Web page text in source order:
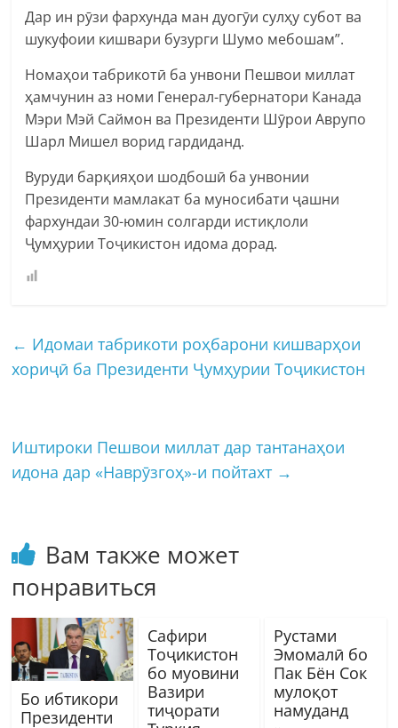
Дар ин рӯзи фархунда ман дуогӯи сулҳу субот ва
шукуфоии кишвари бузурги Шумо мебошам”.
Номаҳои табрикотӣ ба унвони Пешвои миллат
ҳамчунин аз номи Генерал-губернатори Канада
Мэри Мэй Саймон ва Президенти Шӯрои Аврупо
Шарл Мишел ворид гардиданд.
Вуруди барқияҳои шодбошӣ ба унвонии
Президенти мамлакат ба муносибати ҷашни
фархундаи 30-юмин солгарди истиқлоли
Ҷумҳурии Тоҷикистон идома дорад.
← Идомаи табрикоти роҳбарони кишварҳои
хориҷӣ ба Президенти Ҷумҳурии Тоҷикистон
Иштироки Пешвои миллат дар тантанаҳои
идона дар «Наврӯзгоҳ»-и пойтахт →
Вам также может
понравиться
Бо ибтикори
Президенти
Сафири
Тоҷикистон
бо муовини
Вазири
тиҷорати
Рустами
Эмомалӣ бо
Пак Бён Сок
мулоқот
намуданд